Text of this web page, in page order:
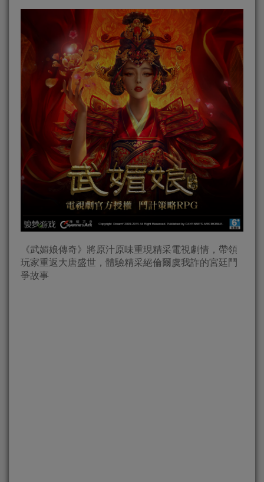
《武媚娘傳奇》將原汁原味重現精采電視劇情，帶領
玩家重返大唐盛世，體驗精采絕倫爾虞我詐的宮廷鬥
爭故事